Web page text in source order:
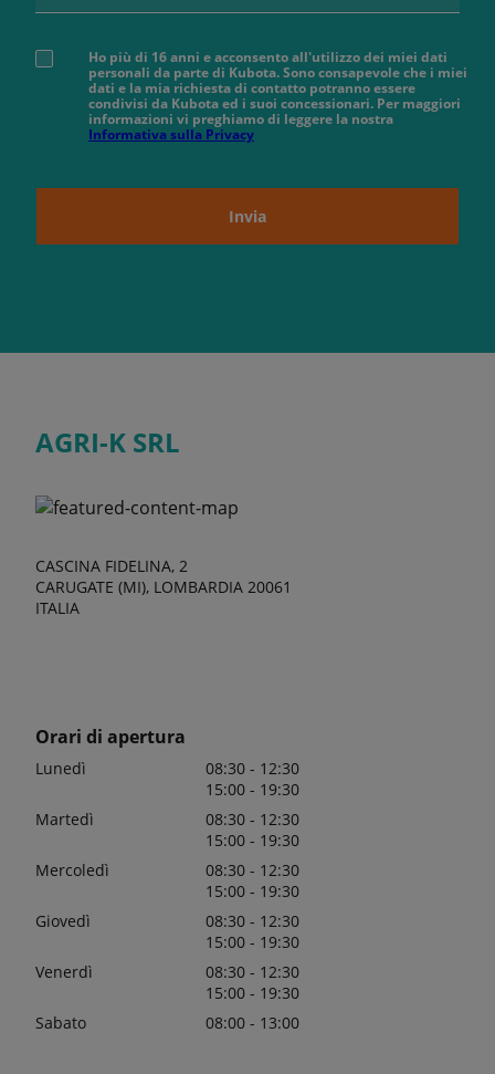
Ho più di 16 anni e acconsento all'utilizzo dei miei dati
personali da parte di Kubota. Sono consapevole che i miei
dati e la mia richiesta di contatto potranno essere
condivisi da Kubota ed i suoi concessionari. Per maggiori
informazioni vi preghiamo di leggere la nostra
Informativa sulla Privacy
Invia
AGRI-K SRL
CASCINA FIDELINA, 2
CARUGATE (MI), LOMBARDIA 20061
ITALIA
Orari di apertura
Lunedì
08:30 - 12:30
15:00 - 19:30
Martedì
08:30 - 12:30
15:00 - 19:30
Mercoledì
08:30 - 12:30
15:00 - 19:30
Giovedì
08:30 - 12:30
15:00 - 19:30
Venerdì
08:30 - 12:30
15:00 - 19:30
Sabato
08:00 - 13:00